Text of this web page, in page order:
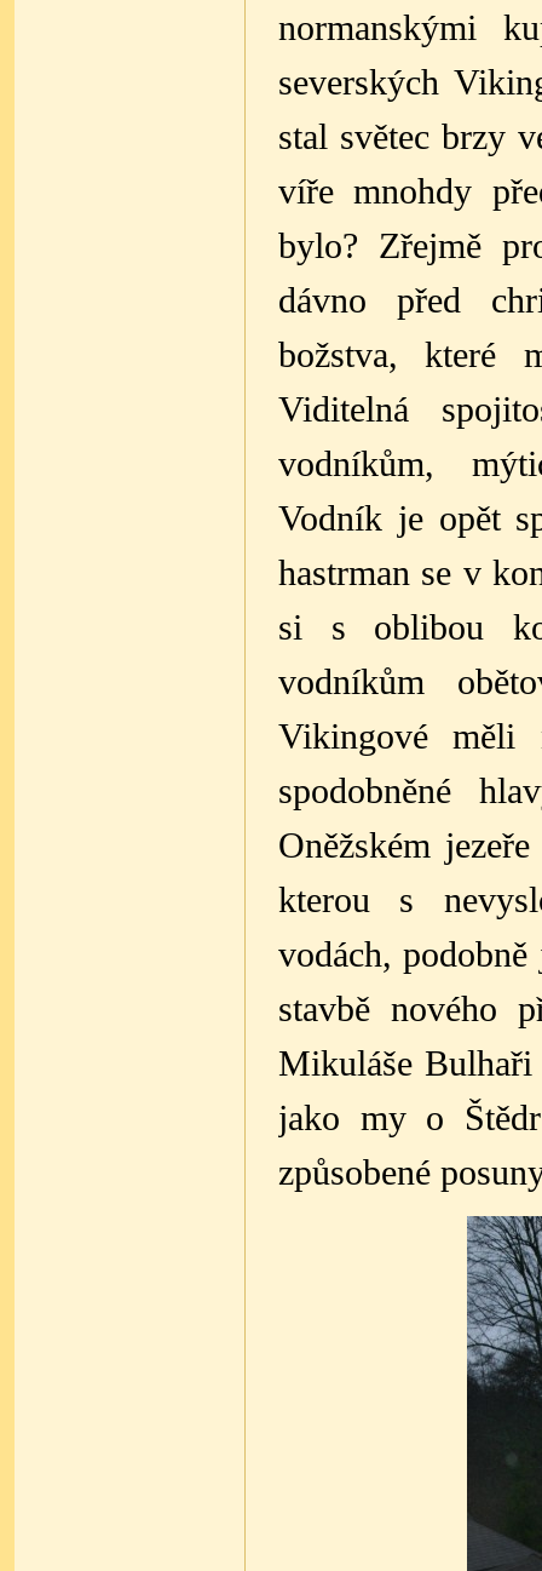
normanskými
severských
stal světec brzy
víře mnohdy
bylo? Zřejmě
dávno před
božstva, které
Viditelná
vodníkům,
Vodník je opět
hastrman se v
si s oblibou
vodníkům
Vikingové měli
spodobněné
Oněžském
kterou s
vodách,
stavbě nového
Mikuláše
jako my o
způsobené